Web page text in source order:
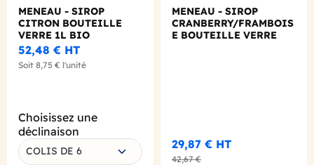
MENEAU - SIROP
CITRON BOUTEILLE
VERRE 1L BIO
52,48 € HT
Soit 8,75 € l'unité
Choisissez une
déclinaison
COLIS DE 6
MENEAU - SIROP
CRANBERRY/FRAMBOIS
E BOUTEILLE VERRE
29,87 € HT
42,67 €